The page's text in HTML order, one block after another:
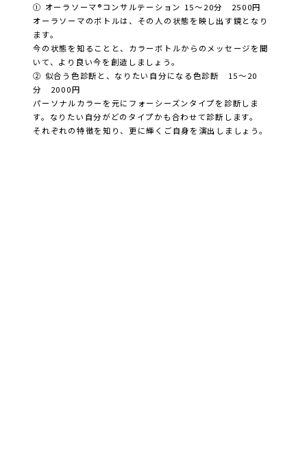
① オーラソーマ®️コンサルテーション 15～20分 2500円
オーラソーマのボトルは、その人の状態を映し出す鏡となり
ます。
今の状態を知ることと、カラーボトルからのメッセージを聞
いて、より良い今を創造しましょう。
② 似合う色診断と、なりたい自分になる色診断 15～20
分 2000円
パーソナルカラーを元にフォーシーズンタイプを診断しま
す。なりたい自分がどのタイプかも合わせて診断します。
それぞれの特徴を知り、更に輝くご自身を演出しましょう。